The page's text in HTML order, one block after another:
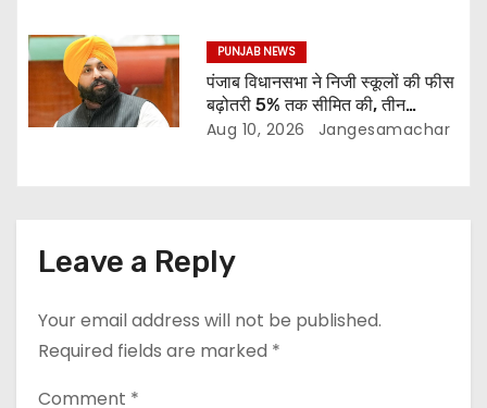
PUNJAB NEWS
पंजाब विधानसभा ने निजी स्कूलों की फीस
बढ़ोतरी 5% तक सीमित की, तीन
डिजिटल यूनिवर्सिटी के लिए बिल पास
Aug 10, 2026 Jangesamachar
Leave a Reply
Your email address will not be published.
Required fields are marked *
Comment *